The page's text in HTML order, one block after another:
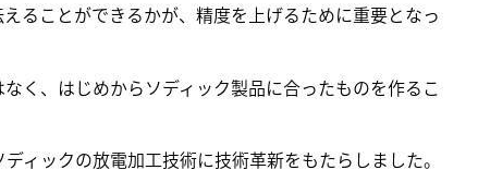
ることができるかが、精度を上げるために重要となっ
く、はじめからソディック製品に合ったものを作るこ
ィックの放電加工技術に技術革新をもたらしました。